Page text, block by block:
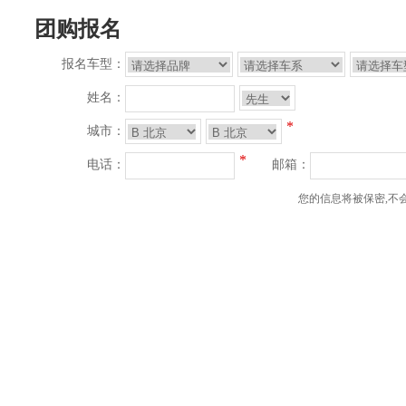
团购报名
报名车型：
姓名：
城市： *
电话： * 邮箱：
您的信息将被保密,不